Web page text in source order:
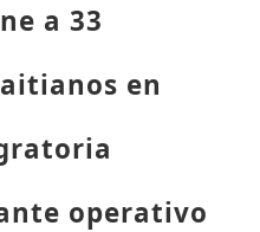
a 33
en
operativo